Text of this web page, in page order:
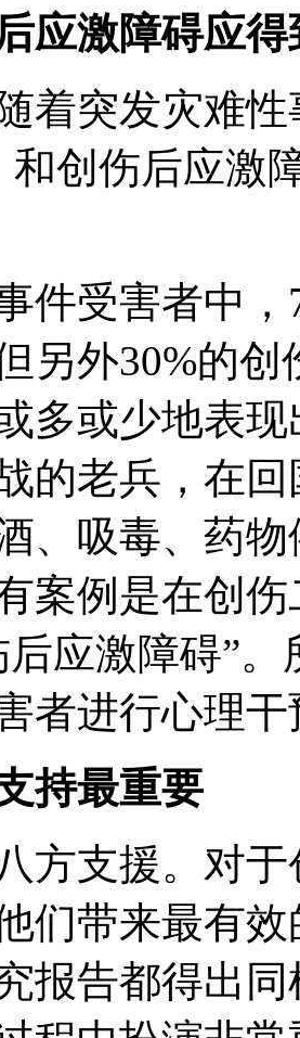
应激障碍应得
着突发灾难
和创伤后应激
件受害者中
另外30%的
多或少地表
的老兵，在
、吸毒、药
案例是在创
后应激障碍”
者进行心理
持最重要
方支援。对
们带来最有
报告都得出